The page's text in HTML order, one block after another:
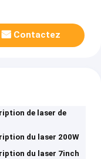
Contactez
de laser de
du laser 200W
du laser 7inch